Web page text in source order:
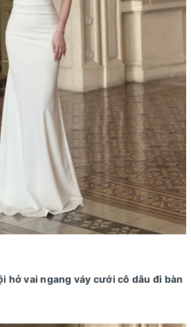
hở vai ngang váy cưới cô dâu đi bàn